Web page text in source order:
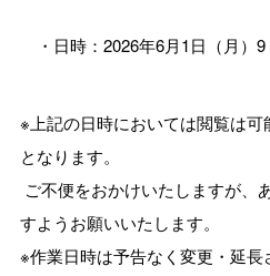
・日時：2026年6月1日（月）9
※上記の日時においては閲覧は
となります。
ご不便をおかけいたしますが、
すようお願いいたします。
※作業日時は予告なく変更・延長